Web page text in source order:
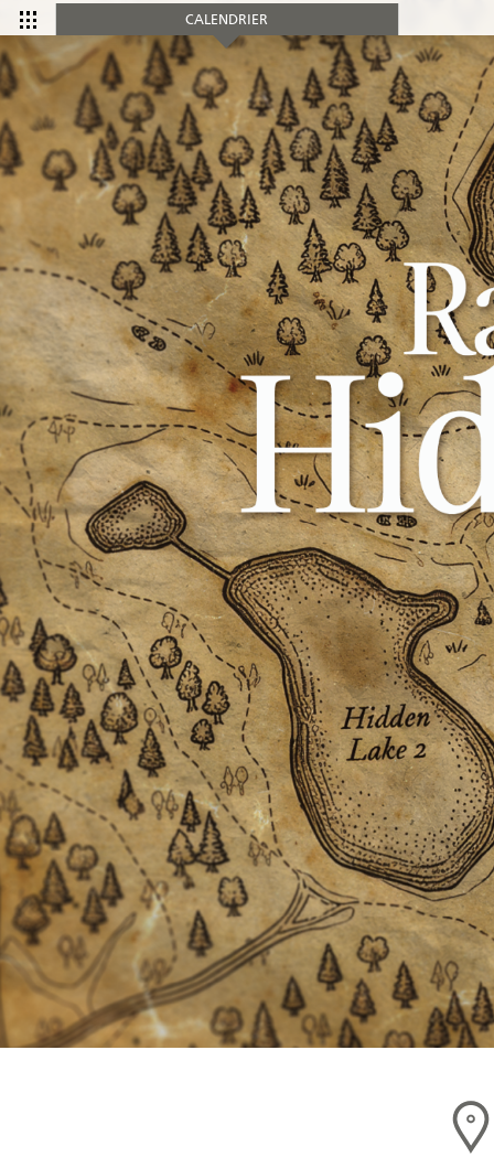
CALENDRIER
CALENDRIER
Tous les
événements
Ce mois-ci
COMMUNAUTÉ
Portrait
Histoire
Organismes
Journée de la
francophonie
Reconnaissance
Émission Rencontres